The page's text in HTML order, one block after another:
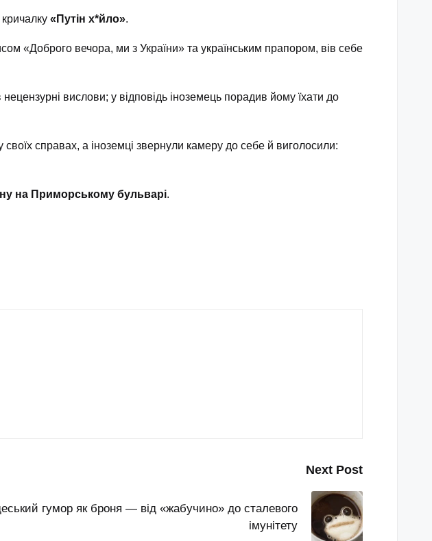
«Путін х*йло».
«Доброго вечора, ми з України» та українським прапором, вів себе
вислови; у відповідь іноземець порадив йому їхати до
справах, а іноземці звернули камеру до себе й виголосили:
на Приморському бульварі.
Next Post
гумор як броня — від «жабучино» до сталевого
імунітету